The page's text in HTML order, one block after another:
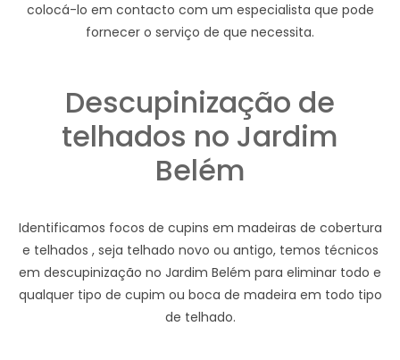
colocá-lo em contacto com um especialista que pode
fornecer o serviço de que necessita.
Descupinização de
telhados no Jardim
Belém
Identificamos focos de cupins em madeiras de cobertura
e telhados , seja telhado novo ou antigo, temos técnicos
em descupinização no Jardim Belém para eliminar todo e
qualquer tipo de cupim ou boca de madeira em todo tipo
de telhado.